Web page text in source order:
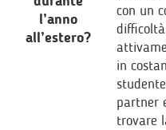
l’anno
all’estero?
con un
in
partner
trovare